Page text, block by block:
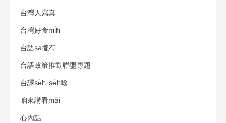
台灣人寫真
台灣好食mi̍h
台語sa攏有
台語政策推動聯盟專題
台譯se̍h-se̍h唸
咱來講看māi
心內話